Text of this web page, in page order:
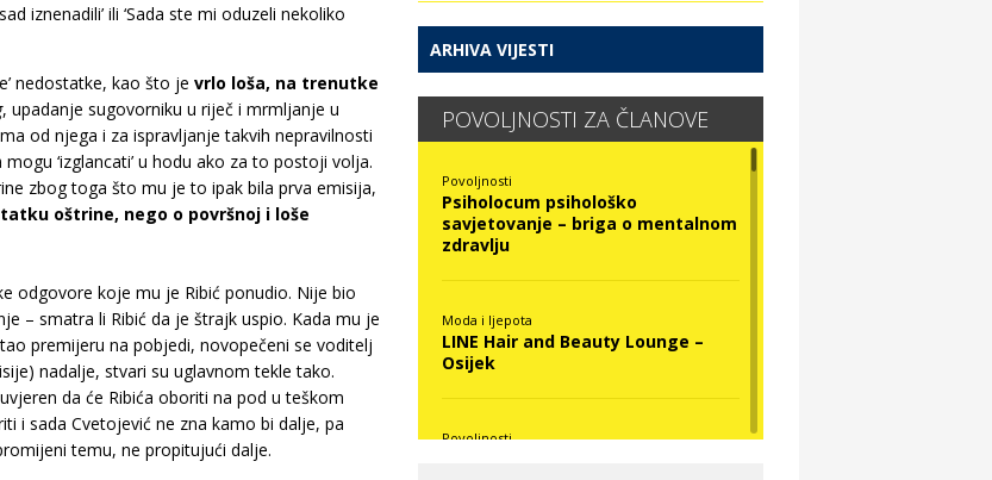
iznenadili’ ili ‘Sada ste mi oduzeli nekoliko
nedostatke, kao što je vrlo loša, na trenutke
, upadanje sugovorniku u riječ i mrmljanje u
od njega i za ispravljanje takvih nepravilnosti
‘izglancati’ u hodu ako za to postoji volja.
zbog toga što mu je to ipak bila prva emisija,
oštrine, nego o površnoj i loše
odgovore koje mu je Ribić ponudio. Nije bio
– smatra li Ribić da je štrajk uspio. Kada mu je
premijeru na pobjedi, novopečeni se voditelj
nadalje, stvari su uglavnom tekle tako.
da će Ribića oboriti na pod u teškom
i sada Cvetojević ne zna kamo bi dalje, pa
temu, ne propitujući dalje.
ARHIVA VIJESTI
POVOLJNOSTI ZA ČLANOVE
Povoljnosti
Psiholocum psihološko
savjetovanje – briga o mentalnom
zdravlju
Moda i ljepota
LINE Hair and Beauty Lounge –
Osijek
Povoljnosti